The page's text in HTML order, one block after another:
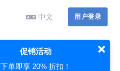
中文 用户登录
提交工单 提交工单
促销活动
下单即享 20% 折扣！